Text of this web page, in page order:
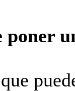
poner